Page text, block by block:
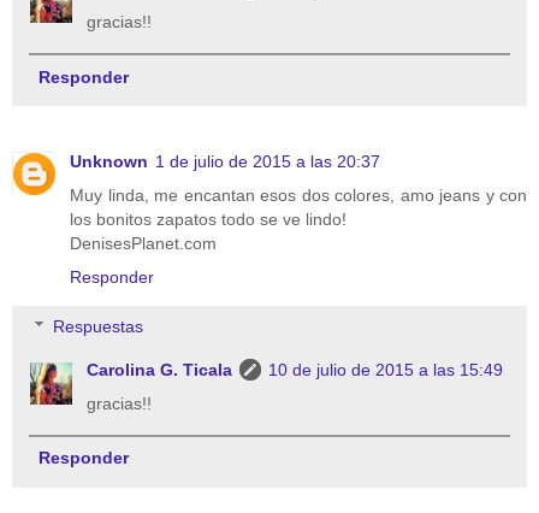
gracias!!
Responder
Unknown 1 de julio de 2015 a las 20:37
Muy linda, me encantan esos dos colores, amo jeans y con
los bonitos zapatos todo se ve lindo!
DenisesPlanet.com
Responder
Respuestas
Carolina G. Ticala
10 de julio de 2015 a las 15:49
gracias!!
Responder